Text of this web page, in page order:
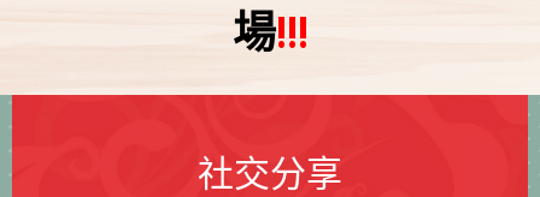
場!!!
社交分享